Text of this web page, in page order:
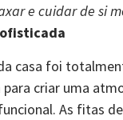
e cuidar de si
casa foi
criar uma
As fitas